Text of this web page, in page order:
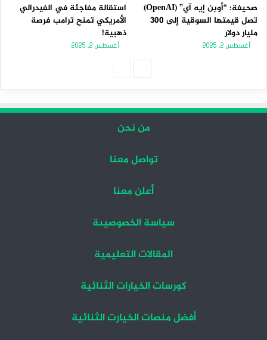
صحيفة: “أوبن إيه آي” (OpenAI)
تصل قيمتها السوقية إلى 300
مليار دولار
أغسطس 2, 2025
استقالة مفاجئة في الفيدرالي
الأمريكي تمنح ترامب فرصة
ذهبية!
أغسطس 2, 2025
من نحن
تواصل معنا
أعلن معنا
سياسة الخصوصيىة
المقالات التعليمية
كورسات الخيارات الثنائية
أفضل منصات الخيارت الثنائية